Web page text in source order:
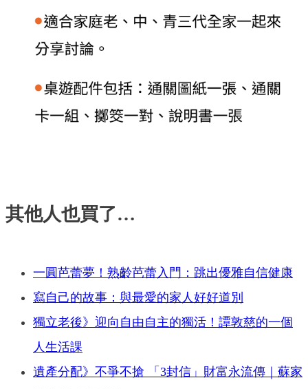
其他人也買了…
一圓芭蕾夢！熟齡芭蕾入門：跳出優雅自信健康
寫自己的故事：與最愛的家人好好道別
獨立老後》迎向自由自主的獨活！譚敦慈的一個
人生活課
遺產分配》不爭不搶 「3封信」財富永流傳｜蘇家